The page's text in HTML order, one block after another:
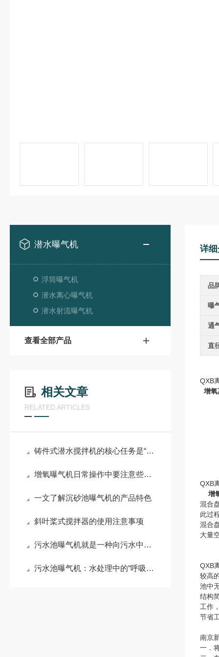
潜水曝气机
浮筒曝气机
潜水离心曝气机
潜水射流曝气机
查看全部产品
相关文章
RELATED ARTICLES
铸件式潜水搅拌机的核心任务是“搅动水流”
增氧曝气机日常操作中要注意些什么事项？
一文了解沉砂池曝气机的产品特色
斜叶桨式搅拌器的使用注意事项
污水池曝气机就是一种向污水中强制充入空气的机械装置
污水池曝气机：水处理中的“呼吸引擎”
详
品
曝
通
直
QXB
增氧
QXB
增
混合
此过
混合
大量
QXB
较高
池中
结构
工作
节省
南京
一．